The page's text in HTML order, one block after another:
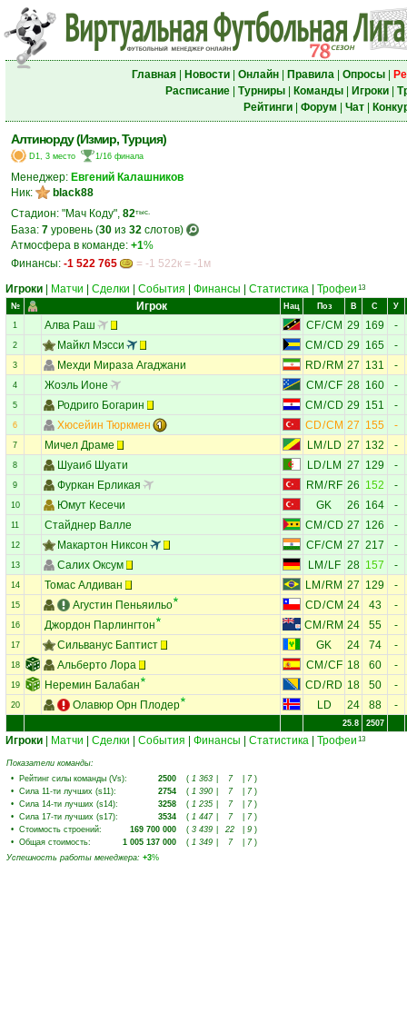
Главная| Новости| Онлайн| Правила| Опросы|
Расписание| Турниры| Команды| Игроки|
Рейтинги| Форум Чат|
Алтинорду (Измир, Турция)
D1, 3 место 1/16 финала
Менеджер: Евгений Калашников
Ник:
black88
Стадион: "Мач Коду", 82тыс.
База: 7 уровень (30 из 32 слотов)
Атмосфера в команде: +1%
Финансы: -1 522 765
= -1 522к = -1м
Игроки
Матчи Сделки События Финансы Статистика Трофеи 13
№ Игрок Нац Поз В С У
1 Алва Раш CF/CM 29 169 -
2 Майкл Мэсси CM /CD 29 165 -
3 Мехди Мираза Агаджани RD/RM 27 131 -
4 Жоэль Ионе CM /CF 28 160 -
5 Родриго Богарин CM /CD 29 151 -
6 Хюсейин Тюркмен CD/CM 27 155 -
7 Мичел Драме LM /LD 27 132 -
8 Шуаиб Шуати LD/LM 27 129 -
9 Фуркан Ерликая RM /RF 26 152 -
10 Юмут Кесечи GK 26 164 -
11 Стайднер Валле CM /CD 27 126 -
12 Макартон Никсон CF/CM 27 217 -
13 Салих Оксум LM /LF 28 157 -
14 Томас Алдиван LM / RM 27 129 -
15 Агустин Пеньяильо CD/CM 24 43 -
16 Джордон Парлингтон CM / RM 24 55 -
17 Сильванус Баптист GK 24 74 -
18 Альберто Лора CM /CF 18 60 -
19 Неремин Балабан CD/ RD 18 50 -
20 Олавюр Орн Плодер LD 24 88 -
25.8 2507
Игроки Матчи Сделки События Финансы Статистика Трофеи 13
Показатели команды:
• Рейтинг силы команды (Vs): 2500 ( 1 363 7 7)
• Сила 11-ти лучших (s11): 2754 ( 1 390 7 7)
• Сила 14-ти лучших (s14): 3258 ( 1 235 7 7)
• Сила 17-ти лучших (s17): 3534 ( 1 447 7 7)
• Стоимость строений: 169 700 000 ( 3 439 22 9 )
• Общая стоимость: 1 005 137 000 ( 1 349 7 7 )
Успешность работы менеджера: +3%